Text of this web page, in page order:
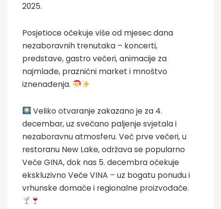
2025.
Posjetioce očekuje više od mjesec dana
nezaboravnih trenutaka – koncerti,
predstave, gastro večeri, animacije za
najmlađe, praznični market i mnoštvo
iznenađenja.
Veliko otvaranje zakazano je za 4.
decembar, uz svečano paljenje svjetala i
nezaboravnu atmosferu. Već prve večeri, u
restoranu New Lake, održava se popularno
Veče GINA, dok nas 5. decembra očekuje
ekskluzivno Veče VINA – uz bogatu ponudu i
vrhunske domaće i regionalne proizvođače.